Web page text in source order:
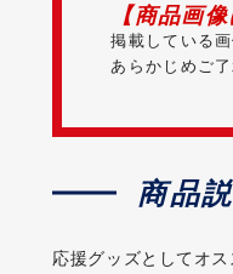
【商品画
掲載している
あらかじめご了
商品
応援グッズとしてオ